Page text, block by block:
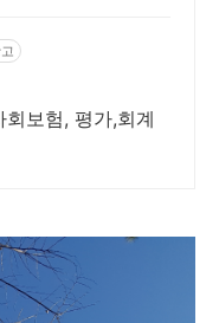
보험, 평가,회계